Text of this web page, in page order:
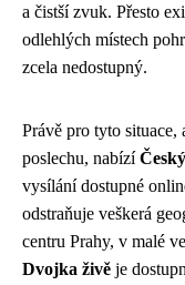
a čistší zvuk. Přesto
odlehlých místech
zcela nedostupný.
Právě pro tyto
poslechu, nabízí
vysílání dostupné
odstraňuje veškerá
centru Prahy, v malé
Dvojka živě je